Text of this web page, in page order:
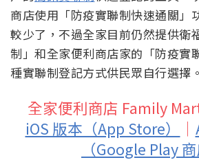
商店使用「防疫實聯制快速通關」
較少了，不過全家目前仍然提供衛
制」和全家便利商店家的「防疫實
種實聯制登記方式供民眾自行選擇。
全家便利商店 Family
iOS 版本（App Store）
｜
（Google Play 商